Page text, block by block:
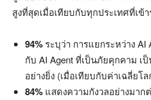
สูงที่สุดเมื่อเทียบกับทุกประเทศที่เข้
94% ระบุว่า การแยกระหว่าง
กับ AI Agent ที่เป็นภัยคุกคาม เ
อย่างยิ่ง (เมื่อเทียบกับค่าเฉลี่ยโล
84% แสดงความกังวลอย่างมาก